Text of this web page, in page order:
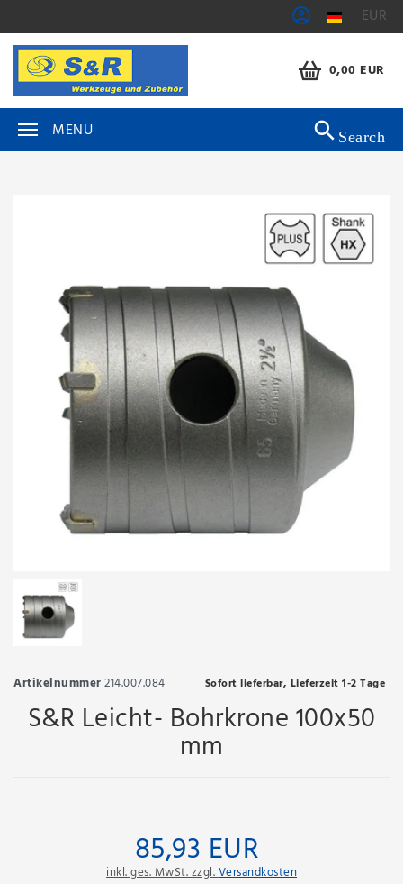
EUR
0,00 EUR
MENÜ Search
Artikelnummer214.007.084 Sofort lieferbar, Lieferzeit 1-2 Tage
S&R Leicht- Bohrkrone 100x50
mm
85,93 EUR
inkl. ges. MwSt. zzgl.Versandkosten